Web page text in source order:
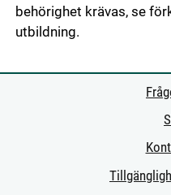
behörighet krävas, se
utbildning.